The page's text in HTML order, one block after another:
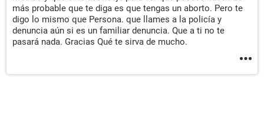
más probable que te diga es que tengas un aborto. Pero te
digo lo mismo que Persona. que llames a la policía y
denuncia aún si es un familiar denuncia. Que a ti no te
pasará nada. Gracias Qué te sirva de mucho.